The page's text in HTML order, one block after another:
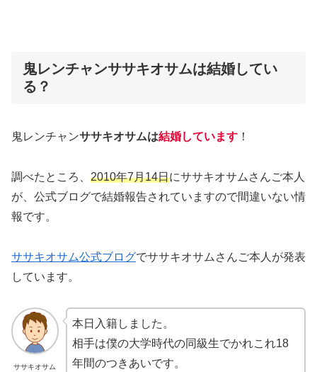
鬼レンチャンササキオサムは結婚してい
る？
鬼レンチャンササキオサムは結婚しています ！
調べたところ、 2010年7月14日にササキオサムさんご本人
が、公式ブログで結婚報告されていますので間違いない情
報です。
ササキオサム公式ブログでササキオサムさんご本人が発表
しています。
ササキオサム
本日入籍しました。
相手は僕の大学時代の同級生でかれこれ18
年間のつきあいです。